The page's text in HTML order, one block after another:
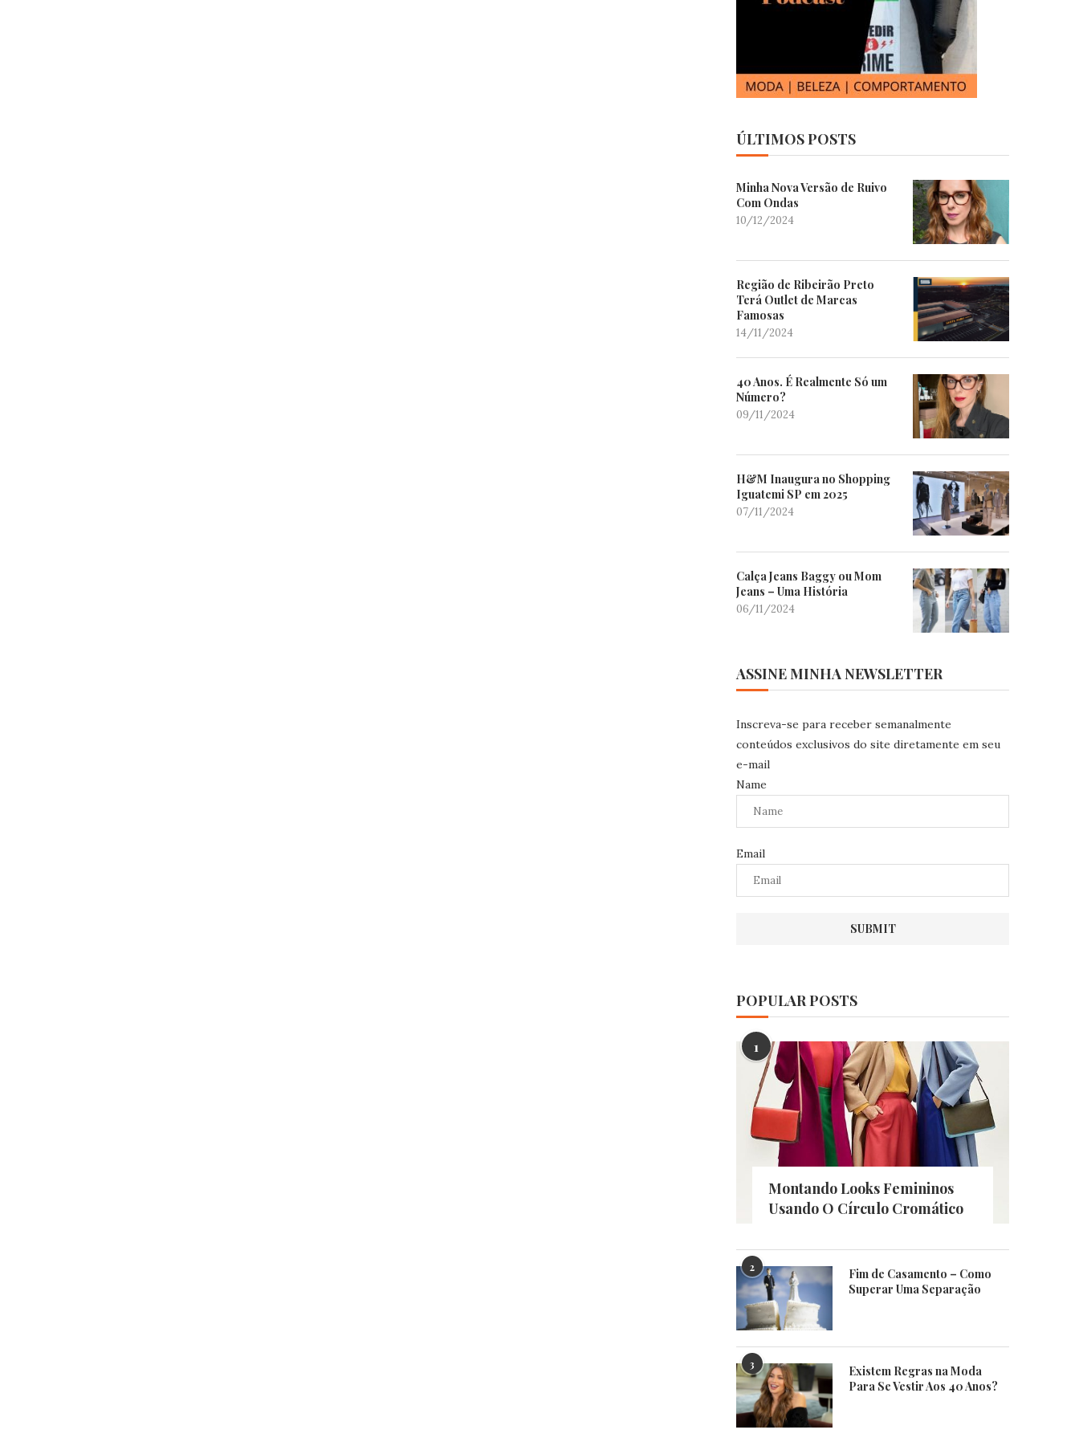
ÚLTIMOS POSTS
Minha Nova Versão de Ruivo
Com Ondas
10/12/2024
Região de Ribeirão Preto
Terá Outlet de Marcas
Famosas
14/11/2024
40 Anos. É Realmente Só um
Número?
09/11/2024
H&M Inaugura no Shopping
Iguatemi SP em 2025
07/11/2024
Calça Jeans Baggy ou Mom
Jeans – Uma História
06/11/2024
ASSINE MINHA NEWSLETTER
Inscreva-se para receber semanalmente
conteúdos exclusivos do site diretamente em seu
e-mail
Name
Email
POPULAR POSTS
1
Montando Looks Femininos
Usando O Círculo Cromático
2
Fim de Casamento – Como
Superar Uma Separação
3
Existem Regras na Moda
Para Se Vestir Aos 40 Anos?